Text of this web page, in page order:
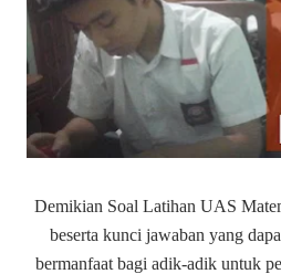
Demikian Soal Latihan UAS
beserta kunci jawaban yang
bermanfaat bagi adik-adik untuk